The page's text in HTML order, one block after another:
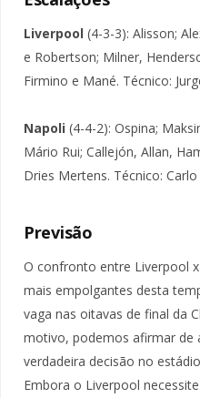
Liverpool (4-3-3): Alisson;
e Robertson; Milner,
Firmino e Mané. Técnico:
Napoli (4-4-2): Ospina;
Mário Rui; Callejón, Allan,
Dries Mertens. Técnico:
Previsão
O confronto entre Liverpool
mais empolgantes desta
vaga nas oitavas de final da
motivo, podemos afirmar de
verdadeira decisão no
Embora o Liverpool